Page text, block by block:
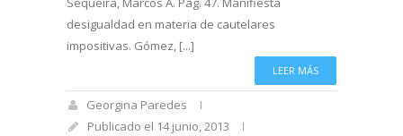
desigualdad en materia de cautelares
impositivas. Gómez, [...]
LEER MÁS
Georgina Paredes
Publicado el 14 junio, 2013